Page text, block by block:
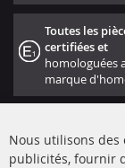
Toutes les
certifiées et
homologuées
marque
Nous utilisons des
publicités, fournir